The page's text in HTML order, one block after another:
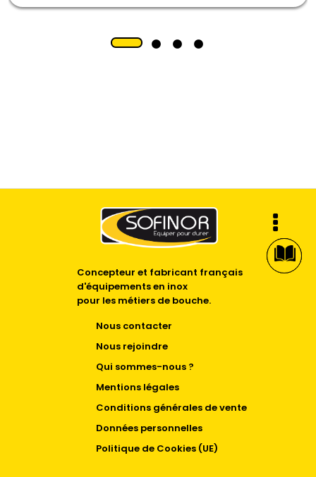
Concepteur et fabricant français
d'équipements en inox
pour les métiers de bouche.
Nous contacter
Nous rejoindre
Qui sommes-nous ?
Mentions légales
Conditions générales de vente
Données personnelles
Politique de Cookies (UE)